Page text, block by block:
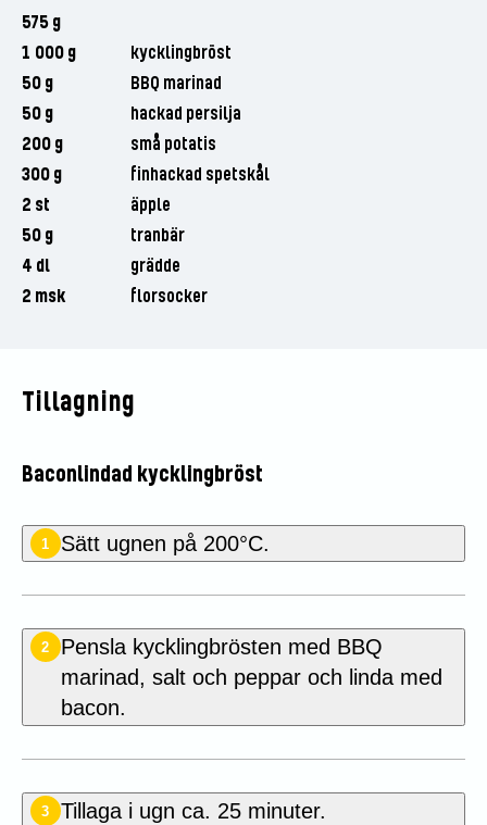
575 g
1 000 g
kycklingbröst
50 g
BBQ marinad
50 g
hackad persilja
200 g
små potatis
300 g
finhackad spetskål
2 st
äpple
50 g
tranbär
4 dl
grädde
2 msk
florsocker
Tillagning
Baconlindad kycklingbröst
1 Sätt ugnen på 200°C.
2
Pensla kycklingbrösten med BBQ
marinad, salt och peppar och linda med
bacon.
3 Tillaga i ugn ca. 25 minuter.